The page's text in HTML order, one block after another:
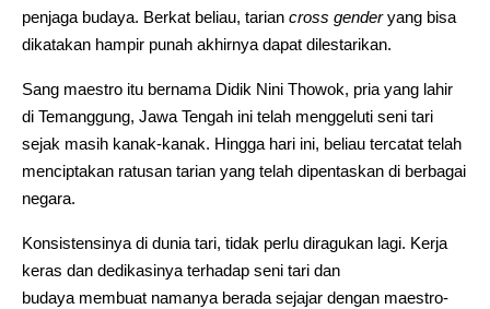
penjaga budaya. Berkat beliau, tarian cross genderyang bisa
dikatakan hampir punah akhirnya dapat dilestarikan.
Sang maestro itu bernama Didik Nini Thowok, pria yang lahir
di Temanggung, Jawa Tengah ini telah menggeluti seni tari
sejak masih kanak-kanak. Hingga hari ini, beliau tercatat telah
menciptakan ratusan tarian yang telah dipentaskan di berbagai
negara.
Konsistensinya di dunia tari, tidak perlu diragukan lagi. Kerja
keras dan dedikasinya terhadap seni tari dan
budaya membuat namanya berada sejajar dengan maestro-